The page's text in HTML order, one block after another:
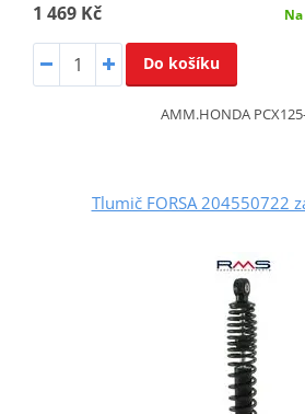
1 469 Kč
Do košíku
AMM.HONDA
Tlumič FORSA 204550722